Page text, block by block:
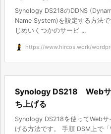
Synology DS218のDDNS
Name System)を設定する方法
じめいくつかのサービ ...
https://www.hircos.work/
Synology DS218 Webサ
ち上げる
Synology DS218を使ってWebサ
げる方法です。 手順 DSM上で